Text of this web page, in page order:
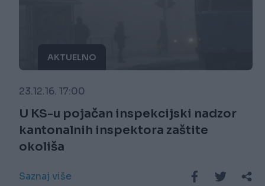
AKTUELNO
23.12.16. 17:00
U KS-u pojačan inspekcijski nadzor
kantonalnih inspektora zaštite
okoliša
Saznaj više